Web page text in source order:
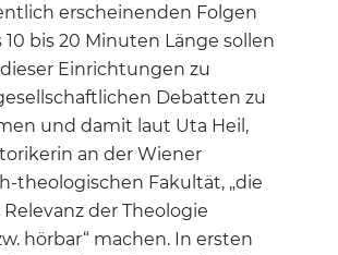
erscheinenden Folgen
10 bis 20 Minuten Länge sollen
Einrichtungen zu
Debatten zu
und damit laut Uta Heil,
an der Wiener
theologischen Fakultät, „die
der Theologie
hörbar“ machen. In ersten